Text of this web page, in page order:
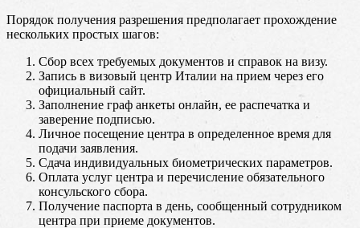
Порядок получения разрешения предполагает прохождение
нескольких простых шагов:
Сбор всех требуемых документов и справок на визу.
Запись в визовый центр Италии на прием через его
официальный сайт.
Заполнение граф анкеты онлайн, ее распечатка и
заверение подписью.
Личное посещение центра в определенное время для
подачи заявления.
Сдача индивидуальных биометрических параметров.
Оплата услуг центра и перечисление обязательного
консульского сбора.
Получение паспорта в день, сообщенный сотрудником
центра при приеме документов.